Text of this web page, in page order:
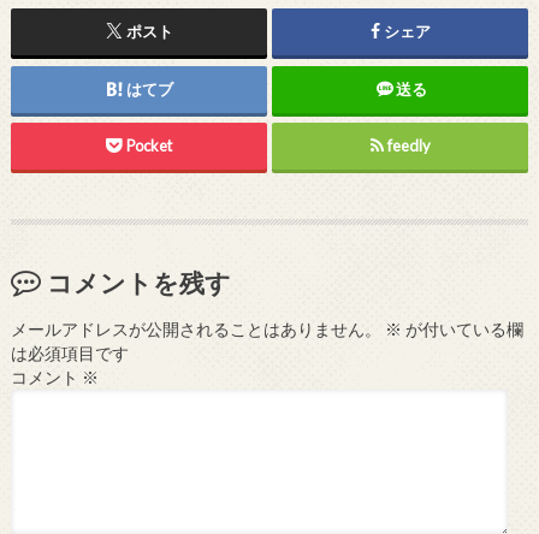
ポスト シェア
はてブ 送る
Pocket feedly
コメントを残す
メールアドレスが公開されることはありません。 ※ が付いている欄
は必須項目です
コメント ※